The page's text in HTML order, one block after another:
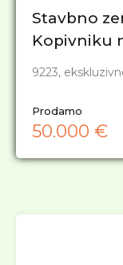
Stavbno
Kopivniku
9223,
Prodamo
50.000 €